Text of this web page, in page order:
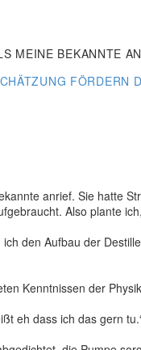
MEINE BEKANNTE
FÖRDERN
anrief. Sie hatte
Also plante
den Aufbau der
Kenntnissen der
eh dass ich das gern